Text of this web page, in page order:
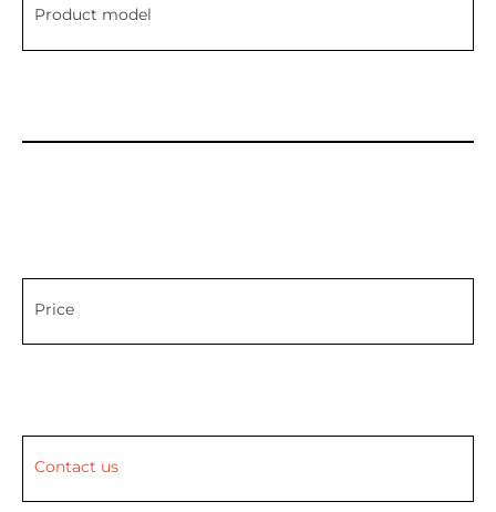
Product model
Price
Contact us